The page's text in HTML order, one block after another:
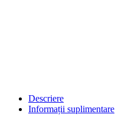
Descriere
Informații suplimentare